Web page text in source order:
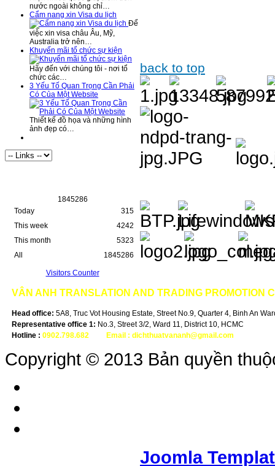
nước ngoài không chỉ…
Cẩm nang xin Visa du lịch
Để
việc xin visa châu Âu, Mỹ,
Australia trở nên…
Khuyến mãi tổ chức sự kiện
Hãy đến với chúng tôi - nơi tổ
chức các…
3 Yếu Tố Quan Trọng Cần Phải
Có Của Một Website
Thiết kế đồ họa và những hình
ảnh đẹp có…
1845286
Today
This week
This month
All
315
4242
5323
1845286
Visitors Counter
back to top
VÂN ANH TRANSLATION AND TRADING PROMOTION
Head office: 5A8, Truc Vot Housing Estate, Street No.9, Quarter 4, Binh An
Representative office 1: No.3, Street 3/2, Ward 11, District 10, HCMC
Hotline : 0902.798.682 Email : dichthuatvananh@gmail.com
Copyright © 2013 Bản quyền
Joomla